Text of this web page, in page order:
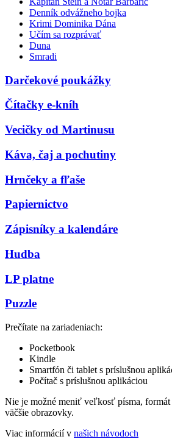
Denník odvážneho bojka
Krimi Dominika Dána
Učím sa rozprávať
Duna
Smradi
Darčekové poukážky
Čítačky e-kníh
Vecičky od Martinusu
Káva, čaj a pochutiny
Hrnčeky a fľaše
Papiernictvo
Zápisníky a kalendáre
Hudba
LP platne
Puzzle
Prečítate na zariadeniach:
Pocketbook
Kindle
Smartfón či tablet s príslušnou
Počítač s príslušnou aplikáciou
Nie je možné meniť veľkosť písma,
väčšie obrazovky.
Viac informácií v našich návodoch